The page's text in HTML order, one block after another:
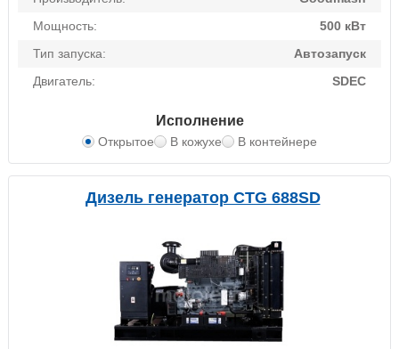
Мощность:
500 кВт
Тип запуска:
Автозапуск
Двигатель:
SDEC
Исполнение
Открытое В кожухе В контейнере
Дизель генератор CTG 688SD